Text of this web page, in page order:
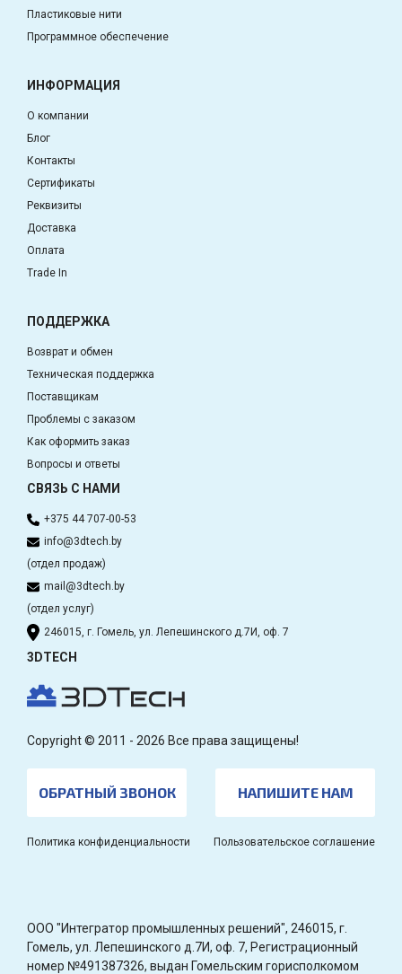
Пластиковые нити
Программное обеспечение
ИНФОРМАЦИЯ
О компании
Блог
Контакты
Сертификаты
Реквизиты
Доставка
Оплата
Trade In
ПОДДЕРЖКА
Возврат и обмен
Техническая поддержка
Поставщикам
Проблемы с заказом
Как оформить заказ
Вопросы и ответы
СВЯЗЬ С НАМИ
+375 44 707-00-53
info@3dtech.by
(отдел продаж)
mail@3dtech.by
(отдел услуг)
246015, г. Гомель, ул. Лепешинского д.7И, оф. 7
3DTECH
Copyright © 2011 - 2026 Все права защищены!
ОБРАТНЫЙ ЗВОНОК НАПИШИТЕ НАМ
Политика конфиденциальности Пользовательское соглашение
OOO "Интегратор промышленных решений", 246015, г.
Гомель, ул. Лепешинского д.7И, оф. 7, Регистрационный
номер №491387326, выдан Гомельским горисполкомом